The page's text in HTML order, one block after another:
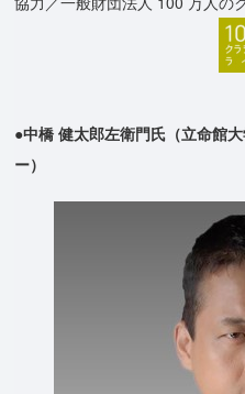
●中橋 健太郎左衛門氏（立命館
ー）